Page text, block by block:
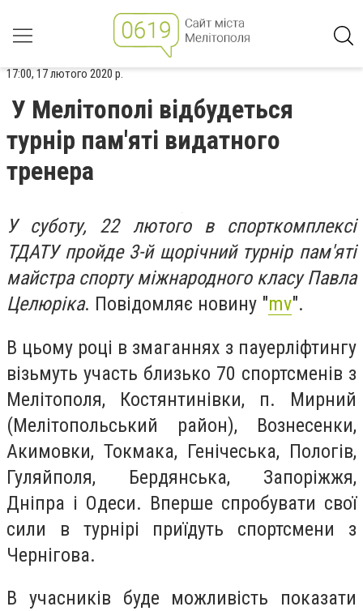
17:00, 17 лютого 2020 р.
У Мелітополі відбудеться
турнір пам'яті видатного
тренера
У суботу, 22 лютого в спорткомплексі
ТДАТУ пройде 3-й щорічний турнір пам'яті
майстра спорту міжнародного класу Павла
Целюріка. Повідомляє новину "mv".
В цьому році в змаганнях з пауерліфтингу
візьмуть участь близько 70 спортсменів з
Мелітополя, Костянтинівки, п. Мирний
(Мелітопольський район), Вознесенки,
Акимовки, Токмака, Генічеська, Пологів,
Гуляйполя, Бердянська, Запоріжжя,
Дніпра і Одеси. Вперше спробувати свої
сили в турнірі приїдуть спортсмени з
Чернігова.
В учасників буде можливість показати